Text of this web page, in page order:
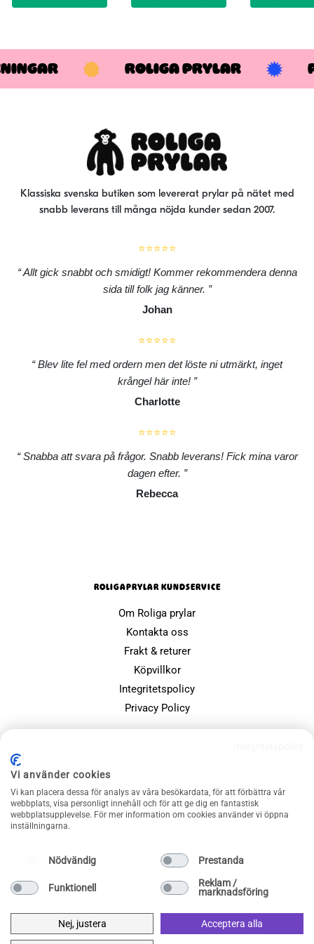
ROLIGA PRYLAR
Klassiska svenska butiken som levererat prylar på nätet med
snabb leverans till många nöjda kunder sedan 2007.
⭐⭐⭐⭐⭐
Allt gick snabbt och smidigt! Kommer rekommendera denna
sida till folk jag känner.
Johan
⭐⭐⭐⭐⭐
Blev lite fel med ordern men det löste ni utmärkt, inget
krångel här inte!
Charlotte
⭐⭐⭐⭐⭐
Snabba att svara på frågor. Snabb leverans! Fick mina varor
dagen efter.
Rebecca
ROLIGAPRYLAR KUNDSERVICE
Om Roliga prylar
Kontakta oss
Frakt & returer
Köpvillkor
Integritetspolicy
Privacy Policy
Julklappsspelet
Merchandise
Vi använder cookies
Vi kan placera dessa för analys av våra besökardata, för att förbättra vår
webbplats, visa personligt innehåll och för att ge dig en fantastisk
webbplatsupplevelse. För mer information om cookies använder vi öppna
inställningarna.
Nödvändig Prestanda
Funktionell
Reklam /
marknadsföring
Nej, justera Acceptera alla